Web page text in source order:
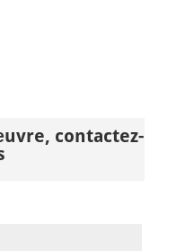
contactez-